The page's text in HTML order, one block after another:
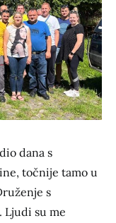
dana s
točnije tamo u
s
su me